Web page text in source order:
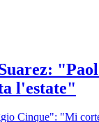
l'estate"
Cinque": "Mi